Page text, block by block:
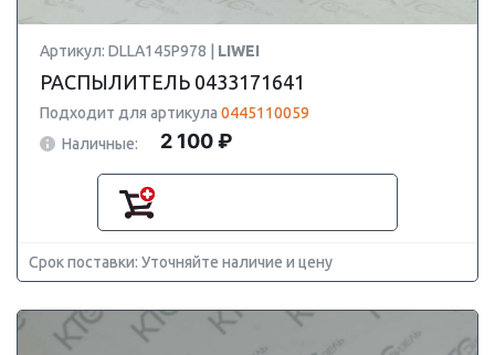
Артикул: DLLA145P978 | LIWEI
РАСПЫЛИТЕЛЬ 0433171641
Подходит для артикула 0445110059
Наличные:
2 100 ₽
Срок поставки: Уточняйте наличие и цену